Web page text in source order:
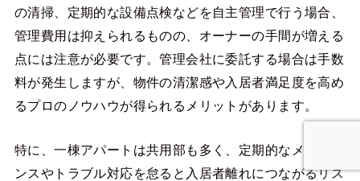
の清掃、定期的な設備点検などを自主管理で行う場合、
管理費用は抑えられるものの、オーナーの手間が増える
点には注意が必要です。管理会社に委託する場合は手数
料が発生しますが、物件の清潔感や入居者満足度を高め
るプロのノウハウが得られるメリットがあります。
特に、一棟アパートは共用部も多く、定期的なメンテナ
ンスやトラブル対応を怠ると入居者離れにつながるリス